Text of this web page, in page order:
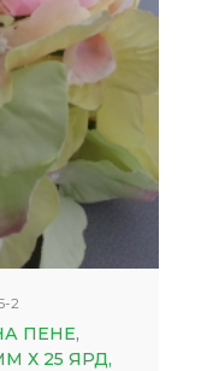
2
ПЕНЕ,
Х 25 ЯРД,